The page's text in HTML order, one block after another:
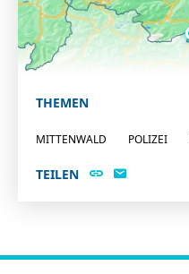
THEMEN
MITTENWALD POLIZEI
TEILEN